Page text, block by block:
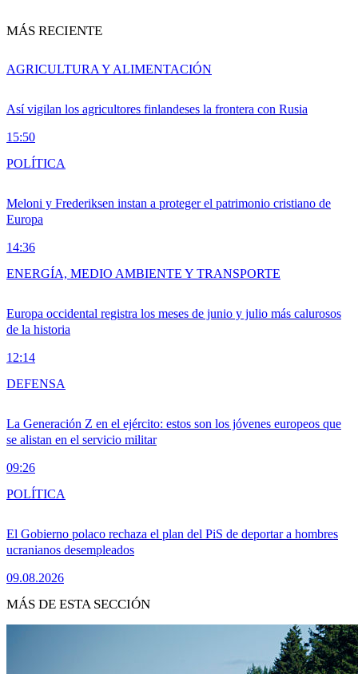
MÁS RECIENTE
Así vigilan los agricultores finlandeses la frontera con Rusia
15:50
AGRICULTURA Y ALIMENTACIÓN
Meloni y Frederiksen instan a proteger el patrimonio cristiano de
Europa
14:36
POLÍTICA
Europa occidental registra los meses de junio y julio más calurosos
de la historia
12:14
ENERGÍA, MEDIO AMBIENTE Y TRANSPORTE
La Generación Z en el ejército: estos son los jóvenes europeos que
se alistan en el servicio militar
09:26
DEFENSA
El Gobierno polaco rechaza el plan del PiS de deportar a hombres
ucranianos desempleados
09.08.2026
POLÍTICA
MÁS DE ESTA SECCIÓN